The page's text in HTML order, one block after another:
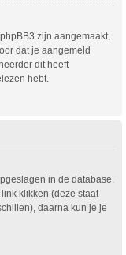
zijn aangemaakt,
dat je aangemeld
dit heeft
hebt.
in de database.
link klikken (deze staat
daarna kun je je